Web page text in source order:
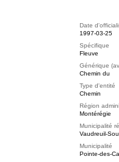
Date
1997-03-25
Spécifique
Fleuve
Générique
Chemin du
Type d'entité
Chemin
Région
Montérégie
Municipalité
Vaudreuil-
Municipalité
Pointe-des-